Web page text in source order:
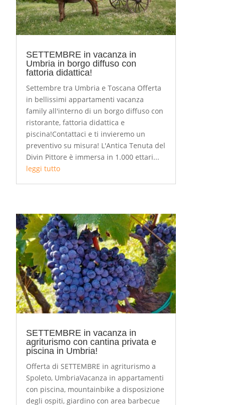
SETTEMBRE in vacanza in
Umbria in borgo diffuso con
fattoria didattica!
Settembre tra Umbria e Toscana Offerta
in bellissimi appartamenti vacanza
family all'interno di un borgo diffuso con
ristorante, fattoria didattica e
piscina!Contattaci e ti invieremo un
preventivo su misura! L'Antica Tenuta del
Divin Pittore è immersa in 1.000 ettari...
leggi tutto
SETTEMBRE in vacanza in
agriturismo con cantina privata e
piscina in Umbria!
Offerta di SETTEMBRE in agriturismo a
Spoleto, UmbriaVacanza in appartamenti
con piscina, mountainbike a disposizione
degli ospiti, giardino con area barbecue